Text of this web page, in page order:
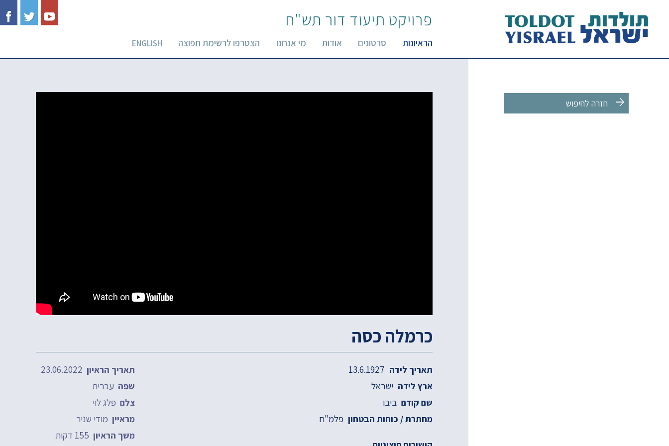
פרויקט תיעוד דור תש"ח
הראיונות סרטונים אודות מי אנחנו הצטרפו לרשימת תפוצה ENGLISH
arrow_forward חזרה לחיפוש
כרמלה כסה
תאריך לידה
ארץ לידה ישראל
שם קודם ביבו
מחתרת / כוחות הבטחון פלמ"ח
תאריך הראיון
שפה עברית
צלם פלג לוי
מראיין מודי שניר
משך הראיון